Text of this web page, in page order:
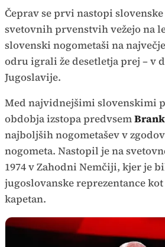
Čeprav se prvi nastopi
svetovnih prvenstvih vežejo na
slovenski nogometaši na
odru igrali že desetletja prej – v
Jugoslavije.
Med najvidnejšimi slovenskimi
obdobja izstopa predvsem
najboljših nogometašev v
nogometa. Nastopil je na
1974 v Zahodni Nemčiji, kjer je
jugoslovanske reprezentance
kapetan.